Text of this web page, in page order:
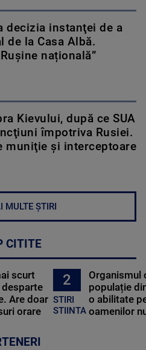
decizia instanţei de a
de la Casa Albă.
națională”
Kievului, după ce SUA
împotriva Rusiei.
muniţie şi interceptoare
MULTE ȘTIRI
CITITE
scurt
desparte
Are doar
orare
2
STIRI
STIINTA
Organismul
populație
o abilitate
oamenilor